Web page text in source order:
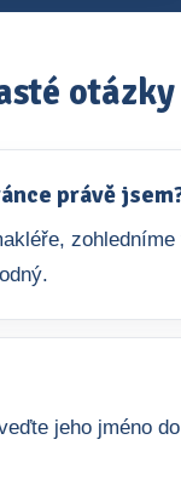
otázky
právě
jeho jméno